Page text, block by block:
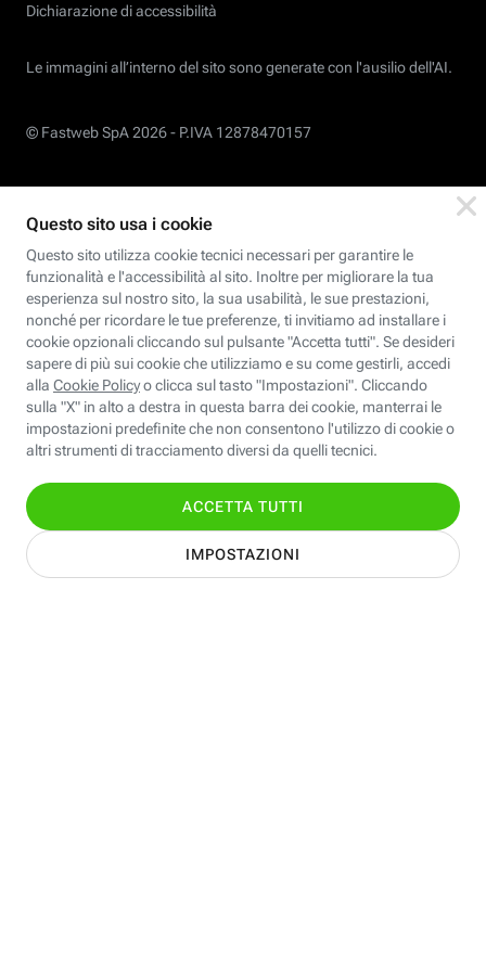
Dichiarazione di accessibilità
Le immagini all’interno del sito sono generate con l'ausilio dell'AI.
© Fastweb SpA 2026 - P.IVA 12878470157